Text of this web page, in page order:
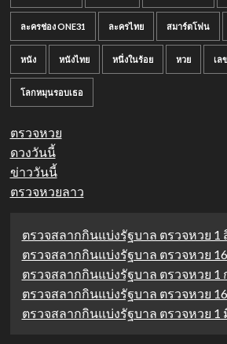
ละครช่อง ONE31 ละครไทย สมาร์ตโฟน
หนัง หนังไทย หนึ่งในร้อย หวย เล
โลกหมุนรอบเธอ
ตรวจหวย
ดวงวันนี้
ข่าววันนี้
ตรวจหวยลาว
ตรวจสลากกินแบ่งรัฐบาล ตรวจหวย 1
ตรวจสลากกินแบ่งรัฐบาล ตรวจหวย
ตรวจสลากกินแบ่งรัฐบาล ตรวจหวย 1
ตรวจสลากกินแบ่งรัฐบาล ตรวจหวย
ตรวจสลากกินแบ่งรัฐบาล ตรวจหวย 1